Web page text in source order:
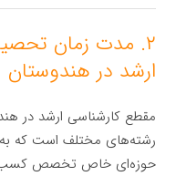
۲. مدت زمان
ارشد در هندوستان
مقطع کارشناسی ارشد در
رشته‌های مختلف است که به
حوزه‌ای خاص تخصص کسب